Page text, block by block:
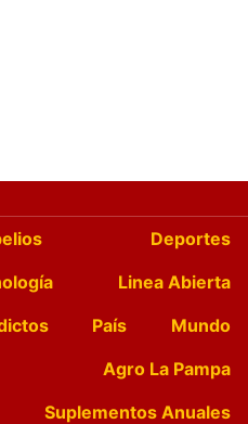
Deportes
Linea Abierta
País
Mundo
Agro La Pampa
Suplementos Anuales